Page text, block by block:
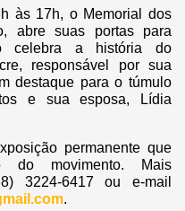
às 17h, o Memorial dos
abre suas portas para
celebra a história do
responsável por sua
destaque para o túmulo
e sua esposa, Lídia
permanente que
do movimento. Mais
3224-6417 ou e-mail
.